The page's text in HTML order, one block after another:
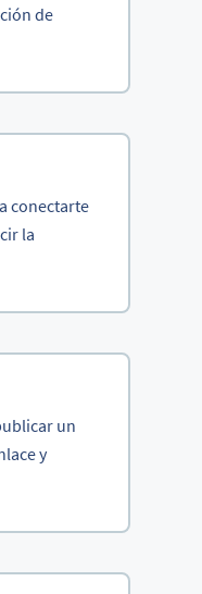
de
conectarte
la
un
y